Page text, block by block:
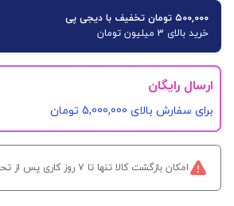
۵۰۰,۰۰۰ تومان تخفیف با دیجی پی
خرید بالای 3 میلیون تومان
ارسال رایگان
برای سفارش‌ بالای 5,000,000 تومان
امکان بازگشت کالا تنها تا ۷ روز کاری پس از تحویل کالا امکان‌پذیر است!